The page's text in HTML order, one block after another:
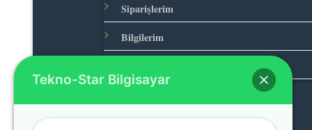
Siparişlerim
Bilgilerim
Tekno-Star Bilgisayar